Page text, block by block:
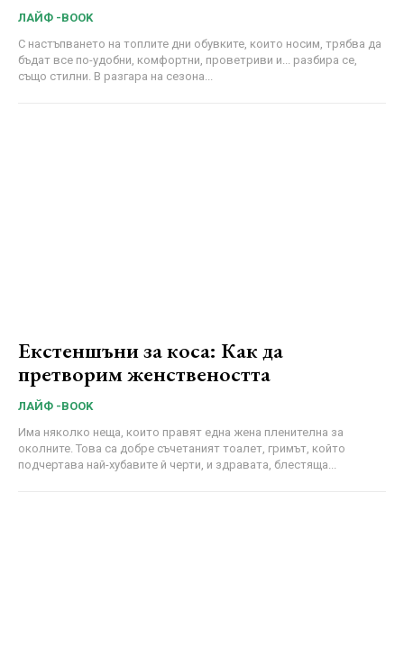
ЛАЙФ -BOOK
С настъпването на топлите дни обувките, които носим, трябва да
бъдат все по-удобни, комфортни, проветриви и... разбира се,
също стилни. В разгара на сезона...
Екстеншъни за коса: Как да
претворим женствеността
ЛАЙФ -BOOK
Има няколко неща, които правят една жена пленителна за
околните. Това са добре съчетаният тоалет, гримът, който
подчертава най-хубавите й черти, и здравата, блестяща...